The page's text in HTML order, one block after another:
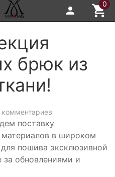
0
брюк из
комментариев
поставку
материалов в широком
пошива эксклюзивной
обновлениями и